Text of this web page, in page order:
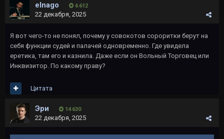
elnago 6 612
22 декабря, 2025
Я вот чего-то не понял, почему у совокотов сороритки берут на
себя функции судей и палачей одновременно. Где увидела
еретика, там его и казнила. Даже если он Вольный Торговец или
Инквизитор. По какому праву?
Цитата
Эри 14 630
22 декабря, 2025